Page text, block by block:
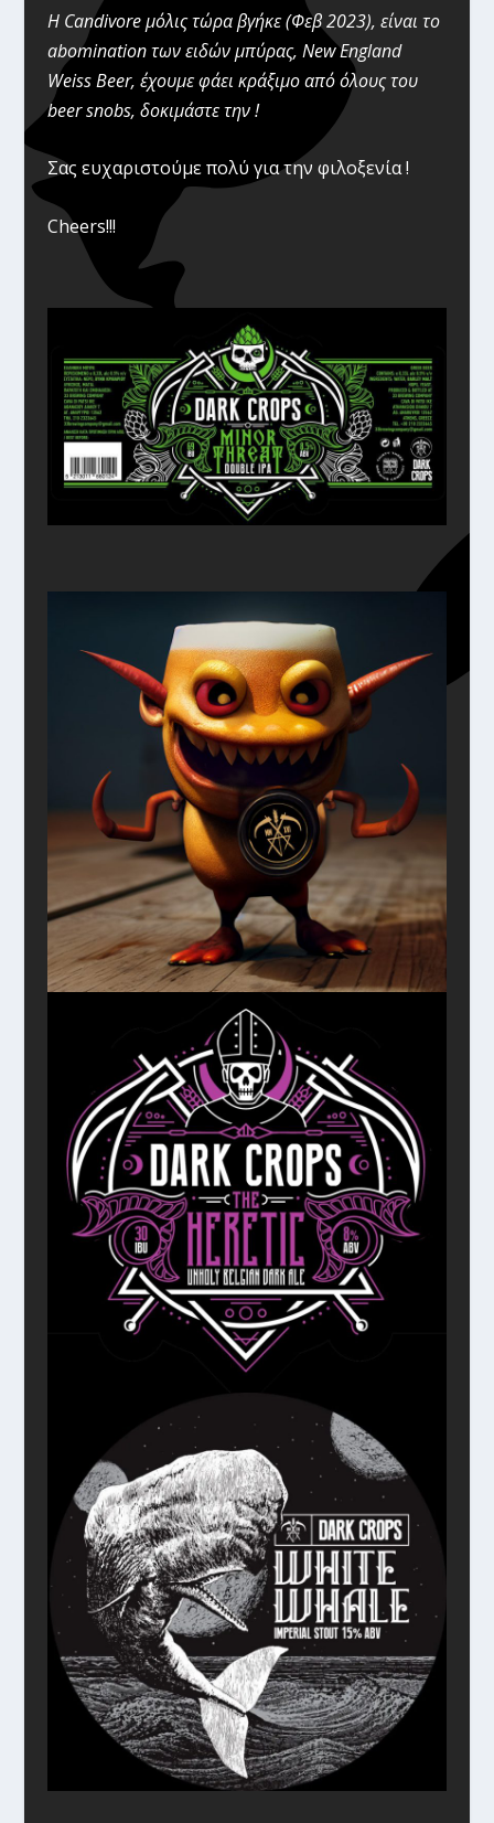
Η Candivore μόλις τώρα βγήκε (Φεβ 2023), είναι το
abomination των ειδών μπύρας, New England
Weiss Beer, έχουμε φάει κράξιμο από όλους του
beer snobs, δοκιμάστε την !
Σας ευχαριστούμε πολύ για την φιλοξενία !
Cheers!!!